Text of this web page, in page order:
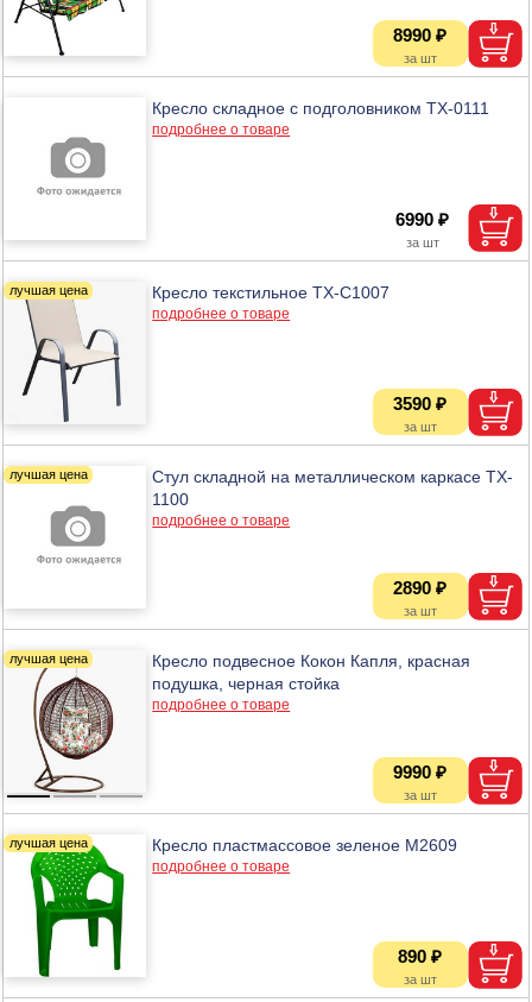
8990 ₽
Кресло складное с подголовником TX-0111
подробнее о товаре
6990 ₽
Кресло текстильное TX-C1007
подробнее о товаре
3590 ₽
Стул складной на металлическом каркасе TX-
1100
подробнее о товаре
2890 ₽
Кресло подвесное Кокон Капля, красная
подушка, черная стойка
подробнее о товаре
9990 ₽
Кресло пластмассовое зеленое М2609
подробнее о товаре
890 ₽